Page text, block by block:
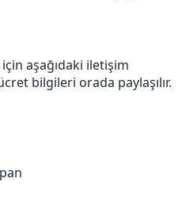
aşağıdaki iletişim
bilgileri orada paylaşılır.